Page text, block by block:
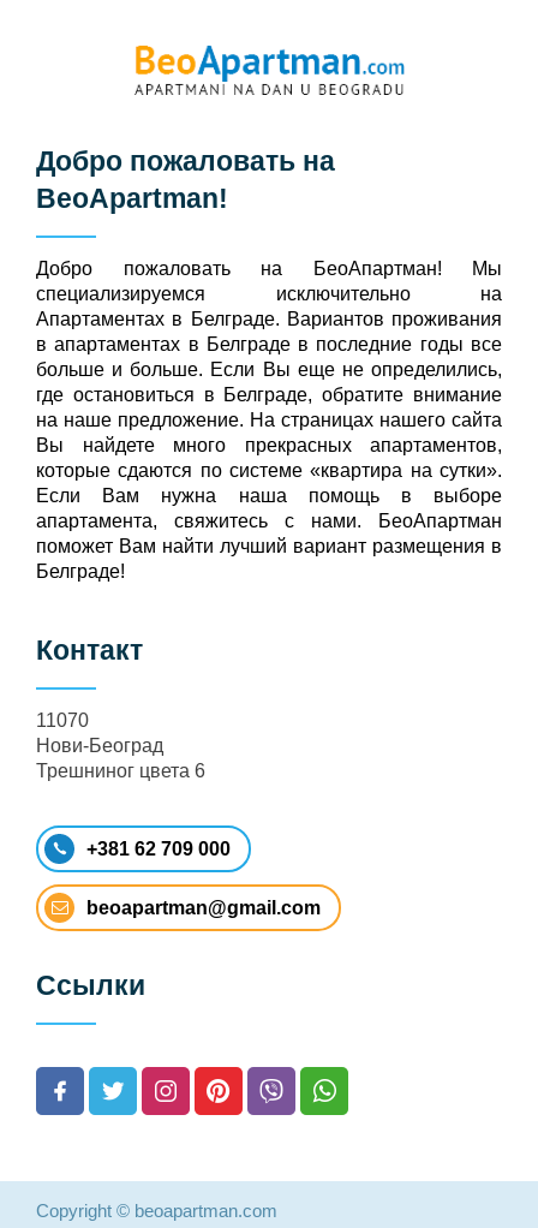
Добро пожаловать на
BeoApartman!
Добро пожаловать на БeoАпартман! Мы
специализируемся исключительно на
Апартаментах в Белграде. Вариантов проживания
в апартаментах в Белграде в последние годы все
больше и больше. Если Вы еще не определились,
где остановиться в Белграде, обратите внимание
на наше предложение. На страницах нашего сайта
Вы найдете много прекрасных апартаментов,
которые сдаются по системе «квартира на сутки».
Если Вам нужна наша помощь в выборе
апартамента, свяжитесь с нами. БеоАпартман
поможет Вам найти лучший вариант размещения в
Белграде!
Контакт
11070
Нови-Београд
Трешниног цвета 6
+381 62 709 000
beoapartman@gmail.com
Ссылки
Copyright © beoapartman.com